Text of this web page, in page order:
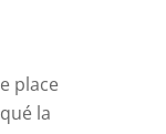
place
la